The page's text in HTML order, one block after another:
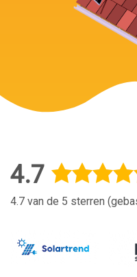
4.7
4.7 van de 5 sterren